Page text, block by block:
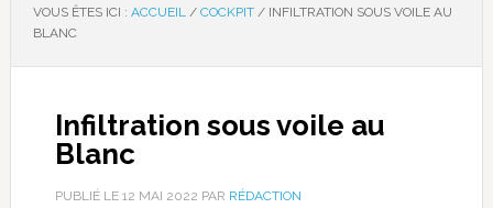
VOUS ÊTES ICI : ACCUEIL / COCKPIT /INFILTRATION SOUS VOILE AU
BLANC
Infiltration sous voile au
Blanc
PUBLIÉ LE 12 MAI 2022 PAR RÉDACTION